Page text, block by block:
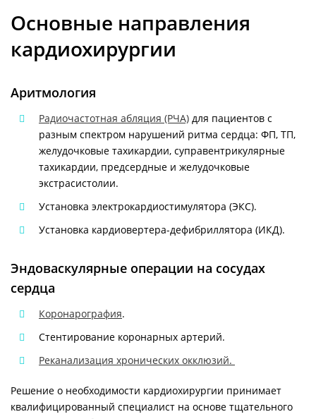
Основные направления
кардиохирургии
Аритмология
Радиочастотная абляция (РЧА) для пациентов с
разным спектром нарушений ритма сердца: ФП, ТП,
желудочковые тахикардии, суправентрикулярные
тахикардии, предсердные и желудочковые
экстрасистолии.
Установка электрокардиостимулятора (ЭКС).
Установка кардиовертера-дефибриллятора (ИКД).
Эндоваскулярные операции на сосудах
сердца
Коронарография.
Стентирование коронарных артерий.
Реканализация хронических окклюзий.
Решение о необходимости кардиохирургии принимает
квалифицированный специалист на основе тщательного